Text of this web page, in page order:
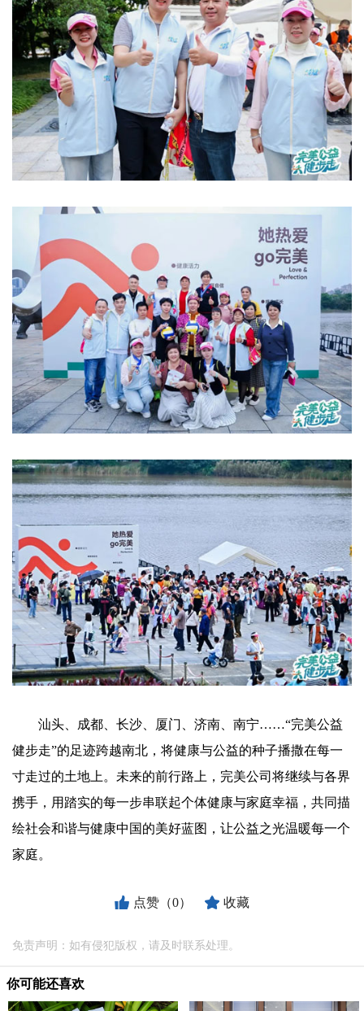
汕头、成都、长沙、厦门、济南、南宁……“完美公益
健步走”的足迹跨越南北，将健康与公益的种子播撒在每一
寸走过的土地上。未来的前行路上，完美公司将继续与各界
携手，用踏实的每一步串联起个体健康与家庭幸福，共同描
绘社会和谐与健康中国的美好蓝图，让公益之光温暖每一个
家庭。
点赞（0） 收藏
免责声明：如有侵犯版权，请及时联系处理。
你可能还喜欢